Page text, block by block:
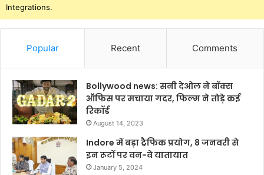
Integrations.
Popular Recent Comments
Bollywood news: सनी देओल ने बॉक्स
ऑफिस पर मचाया गदर, फिल्म ने तोड़े कई
रिकॉर्ड
August 14, 2023
Indore में बड़ा ट्रैफिक प्रयोग, 8 जनवरी से
इन रूटों पर वन-वे यातायात
January 5, 2024